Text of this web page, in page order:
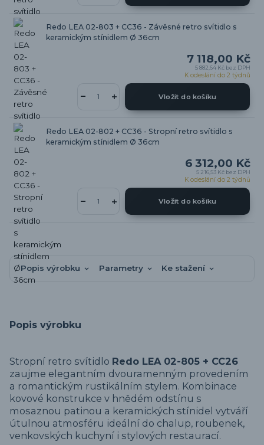
Redo LEA 02-803 + CC36 - Závěsné retro svítidlo s
keramickým stínidlem Ø 36cm
7 118,00 Kč
5 882,64 Kč bez DPH
K odeslání do 2 týdnů
Vložit do košíku
Redo LEA 02-802 + CC36 - Stropní retro svítidlo s
keramickým stínidlem Ø 36cm
6 312,00 Kč
5 216,53 Kč bez DPH
K odeslání do 2 týdnů
Vložit do košíku
Popis výrobku Parametry Ke stažení
Popis výrobku
Stropní retro svítidlo Redo LEA 02-805 + CC26
zaujme elegantním dvouramenným provedením
a romantickým rustikálním stylem. Kombinace
kovové konstrukce v hnědém odstínu s
mosaznou patinou a keramických stínidel vytváří
útulnou atmosféru ideální do chalup, roubenek,
venkovských kuchyní i stylových restaurací.